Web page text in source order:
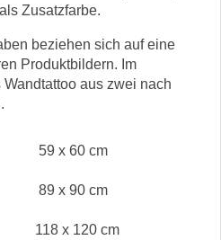
Zusatzfarbe.
beziehen sich auf eine
Produktbildern. Im
aus zwei nach
59 x 60 cm
89 x 90 cm
118 x 120 cm